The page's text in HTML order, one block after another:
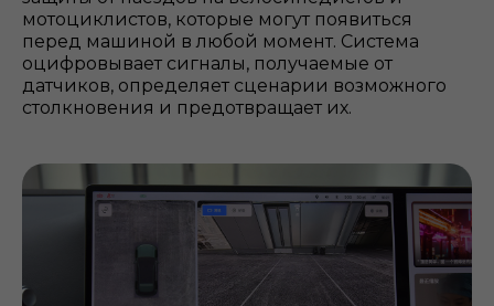
мотоциклистов, которые могут появиться
перед машиной в любой момент. Система
оцифровывает сигналы, получаемые от
датчиков, определяет сценарии возможного
столкновения и предотвращает их.